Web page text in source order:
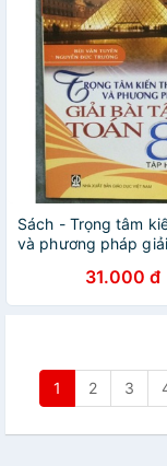
Sách - Trọng tâm
và phương pháp
31.000 đ
1 2 3